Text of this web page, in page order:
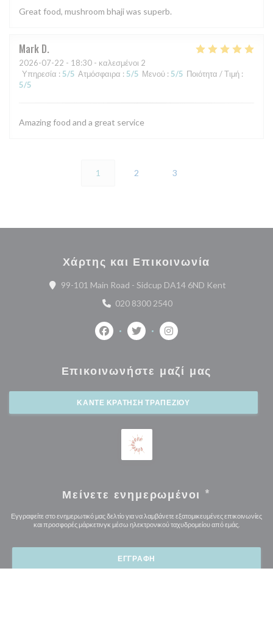
Great food, mushroom bhaji was superb.
Mark D
2026-07-22 - 18:30 - καλεσμένοι 2
Υπηρεσία : 5/5 Ατμόσφαιρα : 5/5 Μενού : 5/5 Ποιότητα / Τιμή :
5/5
Amazing food and a great service
1 2 3
Χάρτης και Επικοινωνία
99-101 Main Road - Sidcup DA14 6ND Kent
020 8300 2540
Facebook ((ανοίγει σε νέο παράθυρο))
Twitter ((ανοίγει σε νέο
Instagram ((ανοίγει σε
Επικοινωνήστε μαζί μας
ΚΆΝΤΕ ΚΡΆΤΗΣΗ ΤΡΑΠΕΖΙΟΎ
Μείνετε ενημερωμένοι *
Εγγραφείτε στο ενημερωτικό μας δελτίο για να λαμβάνετε εξατομικευμένες επικοινωνίες
και προσφορές μάρκετινγκ μέσω ηλεκτρονικού ταχυδρομείου από εμάς.
ΕΓΓΡΑΦΉ